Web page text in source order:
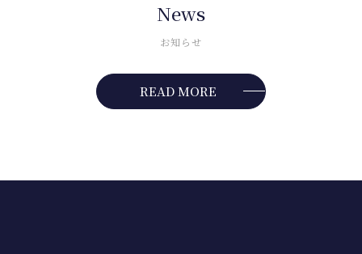
News
お知らせ
READ MORE